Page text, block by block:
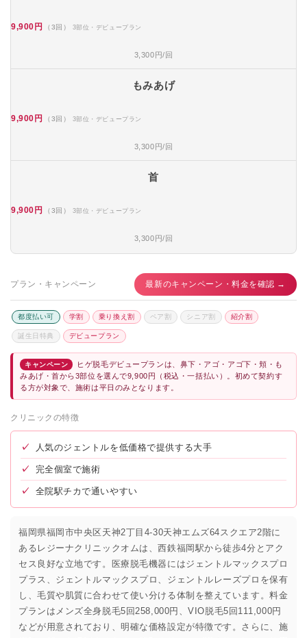
9,900円 （3回） 3部位・デビュープラン
3,300円/回
もみあげ
9,900円 （3回） 3部位・デビュープラン
3,300円/回
首
9,900円 （3回） 3部位・デビュープラン
3,300円/回
プラン・キャンペーン 最新のキャンペーン・料金を確認 →
都度払い可 学割 乗り換え割 ペア割 シニア割 紹介割
誕生日特典 デビュープラン
キャンペーン
ヒゲ脱毛デビュープランは、鼻下・アゴ・アゴ下・頬・も
みあげ・首から3部位を選んで9,900円（税込・一括払い）。初めて契約す
る方が対象で、施術は平日のみとなります。
クリニックの特徴
✓ 人気のジェントルを低価格で提供する大手
✓ 完全個室で施術
✓ 全院駅チカで通いやすい
福岡県福岡市中央区天神2丁目4-30天神エムズ64スクエア2階に
あるレジーナクリニックオムは、西鉄福岡駅から徒歩4分とアク
セス良好な立地です。医療脱毛機器にはジェントルマックスプロ
プラス、ジェントルマックスプロ、ジェントルレーズプロを保有
し、毛質や肌質に合わせて使い分ける体制を整えています。料金
プランはメンズ全身脱毛5回258,000円、VIO脱毛5回111,000円
などが用意されており、明確な価格設定が特徴です。さらに、施